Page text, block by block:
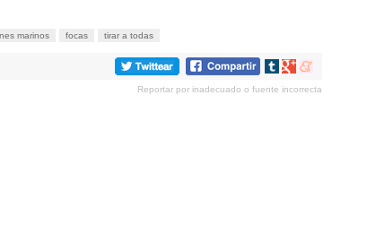
marinos focas tirar a todas
Compartir
tumblr
Compartir
Google+
Compartir
meneame
Reportar por inadecuado o fuente incorrecta